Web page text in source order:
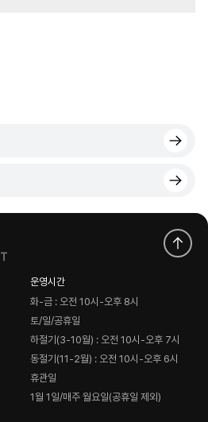
운영시간
화-금 : 오전 10시-오후 8시
토/일/공휴일
하절기(3-10월) : 오전 10시-오후 7시
동절기(11-2월) : 오전 10시-오후 6시
휴관일
1월 1일/매주 월요일(공휴일 제외)